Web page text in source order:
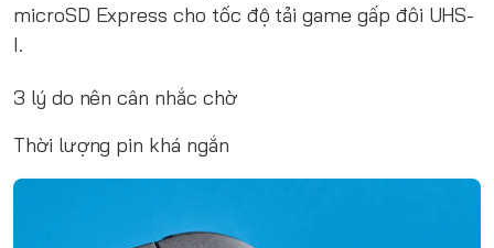
microSD Express cho tốc độ tải game gấp đôi UHS-
I.
3 lý do nên cân nhắc chờ
Thời lượng pin khá ngắn